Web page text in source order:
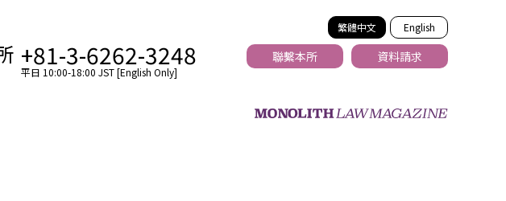
繁體中文 English
+81-3-6262-3248
平日 10:00-18:00 JST [English Only]
聯繫本所 資料請求